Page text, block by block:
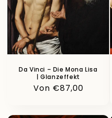
Da Vinci – Die Mona Lisa
| Glanzeffekt
Normaler
Von €87,00